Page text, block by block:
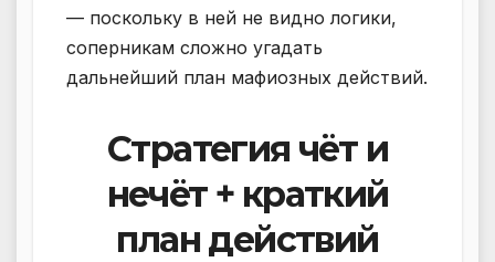
— поскольку в ней не видно логики,
соперникам сложно угадать
дальнейший план мафиозных действий.
Стратегия чёт и
нечёт + краткий
план действий